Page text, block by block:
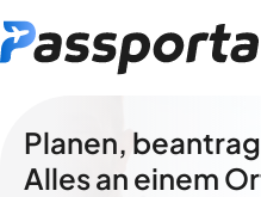
Planen,
Alles an einem